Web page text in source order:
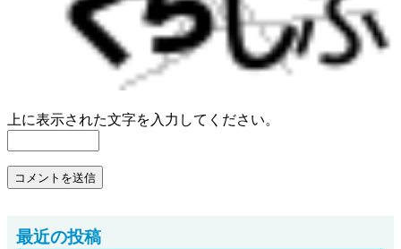
上に表示された文字を入力してください。
最近の投稿